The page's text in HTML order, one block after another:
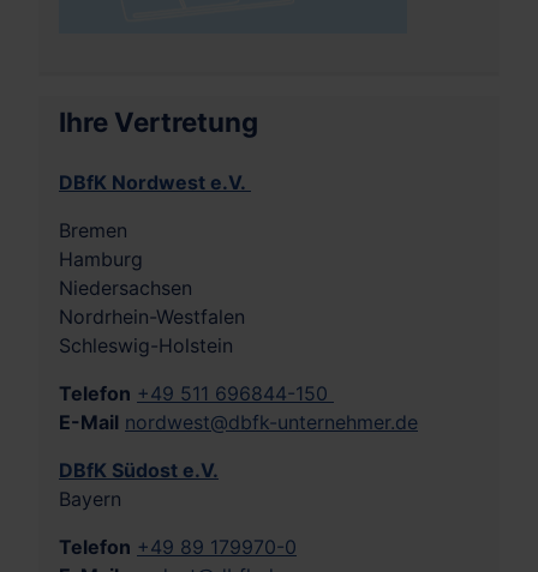
Ihre Vertretung
DBfK Nordwest e.V.
Bremen
Hamburg
Niedersachsen
Nordrhein-Westfalen
Schleswig-Holstein
Telefon +49 511 696844-150
E-Mail nordwest@dbfk-unternehmer.de
DBfK Südost e.V.
Bayern
Telefon +49 89 179970-0